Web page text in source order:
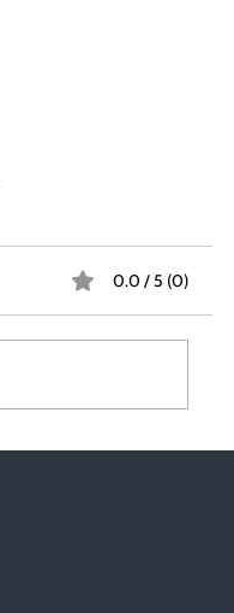
0.0 / 5 (0)